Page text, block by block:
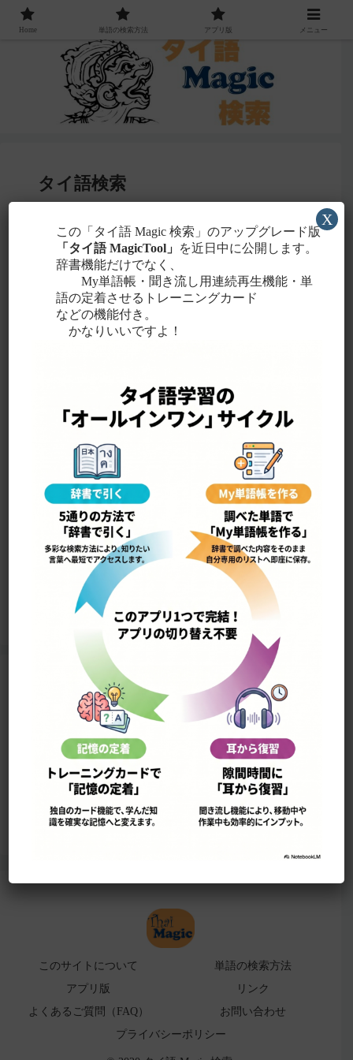
タイ語検索
・聞こえたタイ語を一番近いと感じるローマ字
に置き換えて検索！
タイ文字での検索も含め、詳しくはこちら。
wí•chaa baŋ•kháp วิชาบังคับ
必須科目 《科目＋強制する》
このサイトについて
単語の検索法
ローマ字表
よくある検索ミス！
このサイトについて
単語の検索方法
アプリ版
リンク
よくあるご質問（FAQ）
お問い合わせ
プライバシーポリシー
Home 単語の検索方法 アプリ版 メニュー
この「タイ語 Magic 検索」のアップグレード版
「タイ語 MagicTool」
を近日中に公開します。
辞書機能だけでなく、
My単語帳・聞き流し用連続再生機能・単
語の定着させるトレーニングカード
などの機能付き。
かなりいいですよ！
X